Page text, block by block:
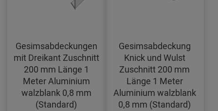
Gesimsabdeckungen
mit Dreikant Zuschnitt
200 mm Länge 1
Meter Aluminium
walzblank 0,8 mm
(Standard)
Gesimsabdeckung
Knick und Wulst
Zuschnitt 200 mm
Länge 1 Meter
Aluminium walzblank
0,8 mm (Standard)